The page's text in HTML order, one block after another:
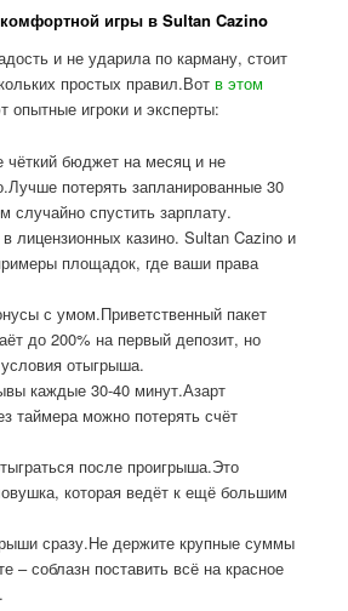
игры в Sultan Cazino
и не ударила по карману, стоит
простых правил.Вотв этом
опытные игроки и эксперты:
чёткий бюджет на месяц и не
потерять запланированные 30
случайно спустить зарплату.
в лицензионных казино. Sultan Cazino и
площадок, где ваши права
с умом.Приветственный пакет
до 200% на первый депозит, но
условия отыгрыша.
каждые 30-40 минут.Азарт
таймера можно потерять счёт
после проигрыша.Это
которая ведёт к ещё большим
сразу.Не держите крупные суммы
– соблазн поставить всё на красное